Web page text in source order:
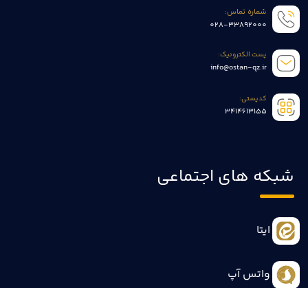
شماره تماس:
028-33892000
پست الکترونیک:
info@ostan-qz.ir
کدپستی:
3414613155
شبکه های اجتماعی
ایتا
واتس آپ